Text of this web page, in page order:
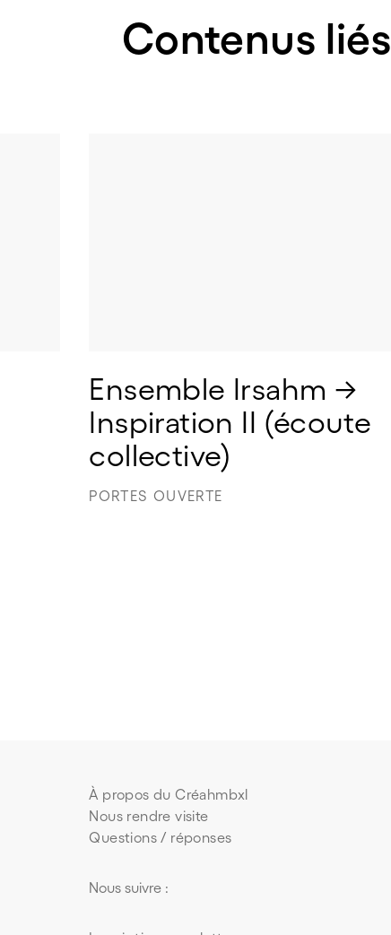
Contenus liés
Ensemble Irsahm →
Inspiration II (écoute
collective)
PORTES OUVERTE
À propos du Créahmbxl
Nous rendre visite
Questions / réponses
Nous suivre :